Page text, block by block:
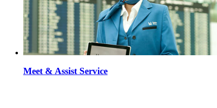
Meet & Assist Service